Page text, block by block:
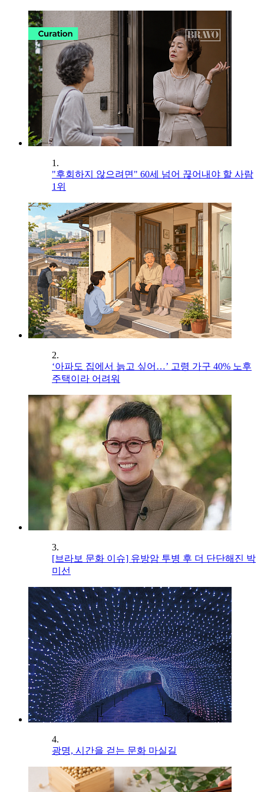
1.
"후회하지 않으려면" 60세 넘어 끊어내야 할 사람
1위
2.
‘아파도 집에서 늙고 싶어…’ 고령 가구 40% 노후
주택이라 어려워
3.
[브라보 문화 이슈] 유방암 투병 후 더 단단해진 박
미선
4.
광명, 시간을 걷는 문화 마실길